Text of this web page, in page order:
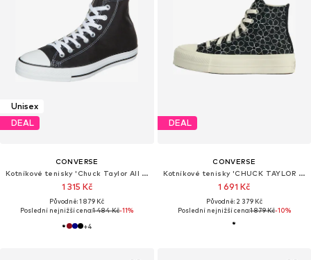
Unisex
DEAL
CONVERSE
Kotníkové tenisky 'Chuck Taylor All Star'
1 315 Kč
Původně: 1 879 Kč
Poslední nejnižší cena:1 484 Kč-11%
+4
DEAL
CONVERSE
Kotníkové tenisky 'CHUCK TAYLOR ALL STAR LIFT'
1 691 Kč
Původně: 2 379 Kč
Poslední nejnižší cena:1 879 Kč-10%